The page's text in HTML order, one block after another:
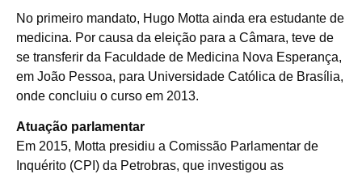
No primeiro mandato, Hugo Motta ainda era estudante de
medicina. Por causa da eleição para a Câmara, teve de
se transferir da Faculdade de Medicina Nova Esperança,
em João Pessoa, para Universidade Católica de Brasília,
onde concluiu o curso em 2013.
Atuação parlamentar
Em 2015, Motta presidiu a Comissão Parlamentar de
Inquérito (CPI ) da Petrobras, que investigou as